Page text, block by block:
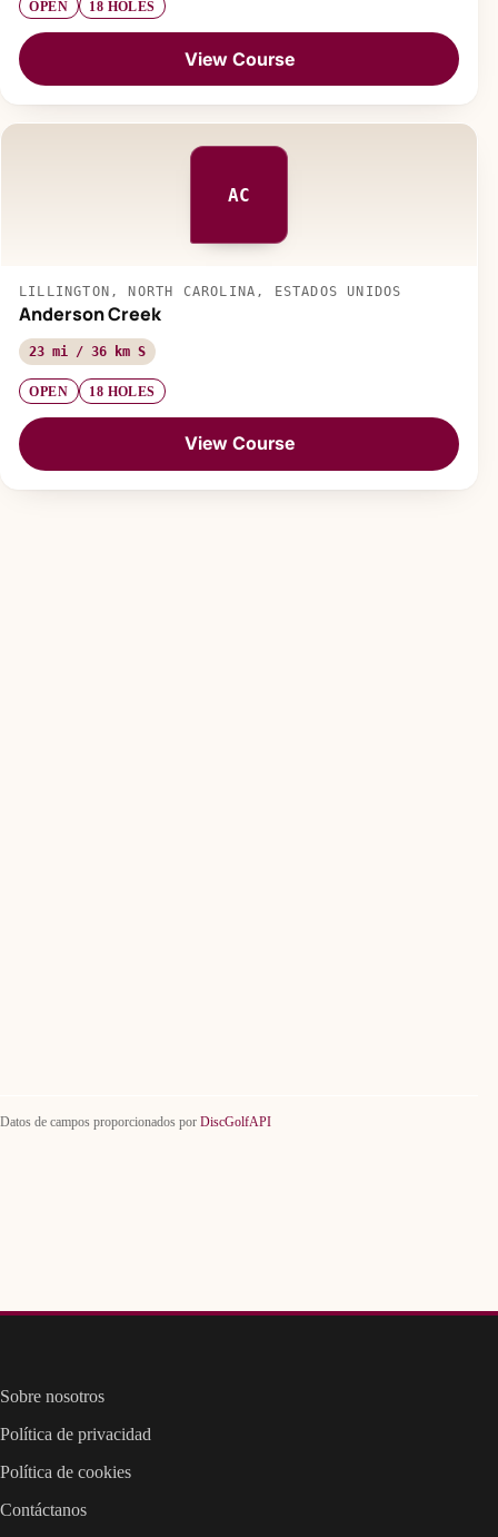
OPEN 18 HOLES
View Course
AC
LILLINGTON, NORTH CAROLINA, ESTADOS UNIDOS
Anderson Creek
23 mi / 36 km S
OPEN 18 HOLES
View Course
Datos de campos proporcionados por DiscGolfAPI
Sobre nosotros
Política de privacidad
Política de cookies
Contáctanos